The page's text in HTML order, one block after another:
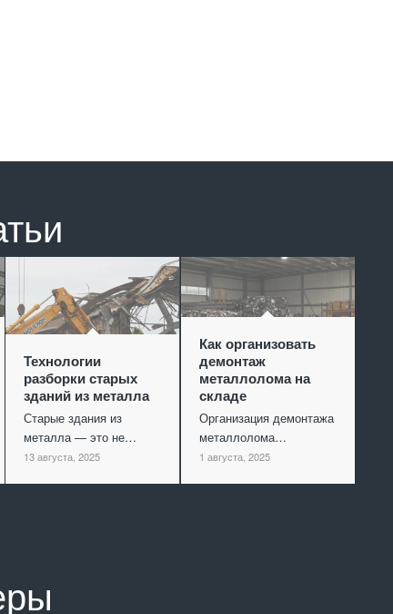
Технологии
разборки старых
зданий из металла
Старые здания из
металла — это не…
13 августа, 2025
Как организовать
демонтаж
металлолома на
складе
Организация демонтажа
металлолома…
1 августа, 2025